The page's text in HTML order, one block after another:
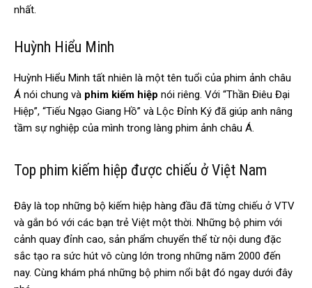
nhất.
Huỳnh Hiểu Minh
Huỳnh Hiểu Minh tất nhiên là một tên tuổi của phim ảnh châu
Á nói chung và phim kiếm hiệp nói riêng. Với “Thần Điêu Đại
Hiệp”, “Tiếu Ngạo Giang Hồ” và Lộc Đỉnh Ký đã giúp anh nâng
tầm sự nghiệp của mình trong làng phim ảnh châu Á.
Top phim kiếm hiệp được chiếu ở Việt Nam
Đây là top những bộ kiếm hiệp hàng đầu đã từng chiếu ở VTV
và gắn bó với các bạn trẻ Việt một thời. Những bộ phim với
cảnh quay đỉnh cao, sản phẩm chuyển thể từ nội dung đặc
sắc tạo ra sức hút vô cùng lớn trong những năm 2000 đến
nay. Cùng khám phá những bộ phim nổi bật đó ngay dưới đây